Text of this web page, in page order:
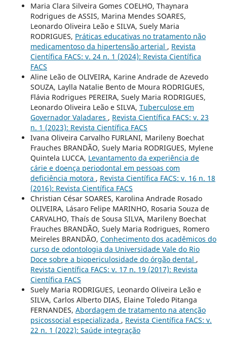
Maria Clara Silveira Gomes COELHO, Thaynara
Rodrigues de ASSIS, Marina Mendes SOARES,
Leonardo Oliveira Leão e SILVA, Suely Maria
RODRIGUES, Práticas educativas no tratamento não
medicamentoso da hipertensão arterial , Revista
Científica FACS: v. 24 n. 1 (2024): Revista Científica
FACS
Aline Leão de OLIVEIRA, Karine Andrade de Azevedo
SOUZA, Laylla Natalie Bento de Moura RODRIGUES,
Flávia Rodrigues PEREIRA, Suely Maria RODRIGUES,
Leonardo Oliveira Leão e SILVA, Tuberculose em
Governador Valadares , Revista Científica FACS: v. 23
n. 1 (2023): Revista Científica FACS
Ivana Oliveira Carvalho FURLANI, Marileny Boechat
Frauches BRANDÃO, Suely Maria RODRIGUES, Mylene
Quintela LUCCA, Levantamento da experiência de
cárie e doença periodontal em pessoas com
deficiência motora , Revista Científica FACS: v. 16 n. 18
(2016): Revista Científica FACS
Christian César SOARES, Karolina Andrade Rosado
OLIVEIRA, Lásaro Felipe MARINHO, Rosaria Souza de
CARVALHO, Thaís de Sousa SILVA, Marileny Boechat
Frauches BRANDÃO, Suely Maria Rodrigues, Romero
Meireles BRANDÃO, Conhecimento dos acadêmicos do
curso de odontologia da Universidade Vale do Rio
Doce sobre a biopericulosidade do órgão dental ,
Revista Científica FACS: v. 17 n. 19 (2017): Revista
Científica FACS
Suely Maria RODRIGUES, Leonardo Oliveira Leão e
SILVA, Carlos Alberto DIAS, Elaine Toledo Pitanga
FERNANDES, Abordagem de tratamento na atenção
psicossocial especializada , Revista Científica FACS: v.
22 n. 1 (2022): Saúde integração